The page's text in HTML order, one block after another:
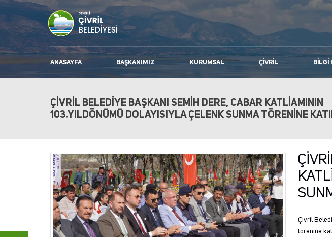
ANASAYFA BAŞKANIMIZ KURUMSAL ÇIVRIL BILGI
ÇİVRİL BELEDİYE BAŞKANI SEMİH DERE, CABAR KATLİAMININ
103.YILDÖNÜMÜ DOLAYISIYLA ÇELENK SUNMA TÖRENİNE
Çivril
törenine